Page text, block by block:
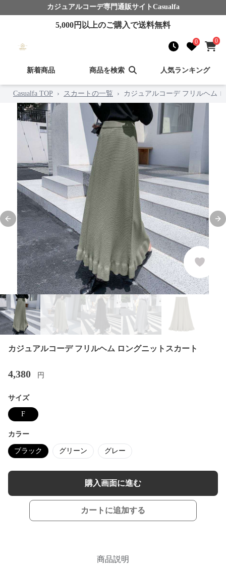
カジュアルコーデ専門通販サイト Casualfa
5,000円以上のご購入で送料無料
0 0
新着商品 商品を検索 人気ランキング
Casualfa TOP › スカートの一覧 › カジュアルコーデ フリルヘム
Previous slide
カジュアルコーデ フリルヘム ロングニットスカート
4,380 円
サイズ
F
カラー
ブラック グリーン グレー
購入画面に進む
カートに追加する
商品説明